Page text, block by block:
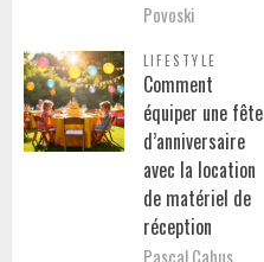
Povoski
LIFESTYLE
Comment
équiper une fête
d’anniversaire
avec la location
de matériel de
réception
Pascal Cabus